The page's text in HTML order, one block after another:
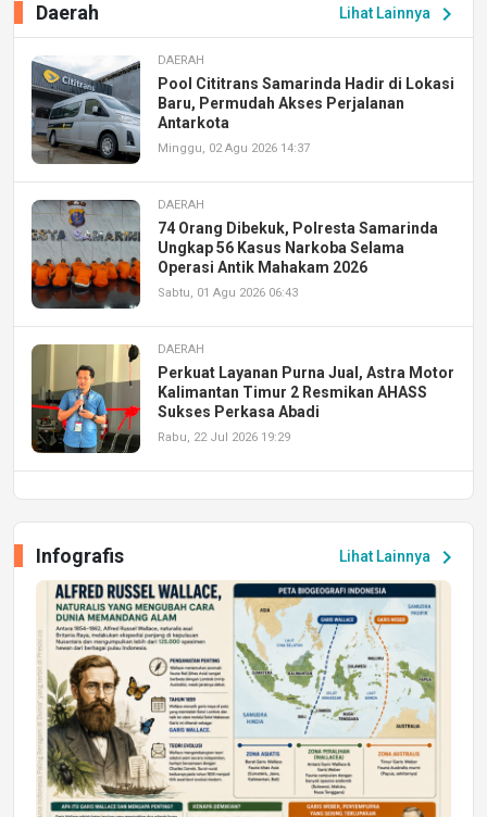
Lihat Lainnya chevron_right
Daerah
DAERAH
Pool Cititrans Samarinda Hadir di Lokasi
Baru, Permudah Akses Perjalanan
Antarkota
Minggu, 02 Agu 2026 14:37
DAERAH
74 Orang Dibekuk, Polresta Samarinda
Ungkap 56 Kasus Narkoba Selama
Operasi Antik Mahakam 2026
Sabtu, 01 Agu 2026 06:43
DAERAH
Perkuat Layanan Purna Jual, Astra Motor
Kalimantan Timur 2 Resmikan AHASS
Sukses Perkasa Abadi
Rabu, 22 Jul 2026 19:29
Peluang Kerja dan Magang
Jumat, 17 Jul 2026 22:30
DAERAH
Astra Motor Kalimantan Timur 2 Dukung
Mahasiswa Samarinda dalam Astra
Honda SDGs Future Leaders 2026
Jumat, 10 Jul 2026 19:01
Lihat Lainnya chevron_right
Infografis